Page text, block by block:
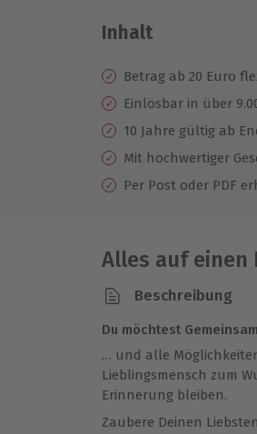
Inhalt
Betrag ab 20 Euro
Einlösbar in über
10 Jahre gültig ab
Mit hochwertiger
Per Post oder PDF
Alles auf einen
Beschreibung
Du möchtest
… und alle
Lieblingsmensch zum
Erinnerung bleiben.
Zaubere Deinen